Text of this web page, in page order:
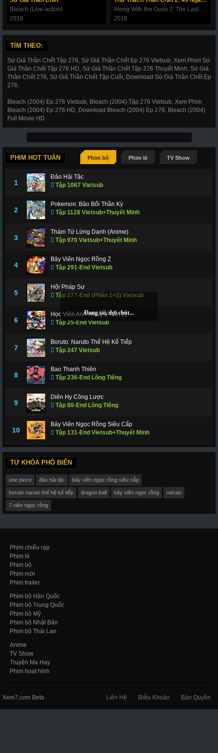
187 188 191 192 193
201
210 211 212 214 215 216 217
218 219 220 221 222 223 224
269 270 271 272 273 274 275
276 277 278 279 280 281 282
283 284 285 286 287 288 289
290 291 292 293
297 298 299
311 312 317 318 319
322 323 324 325
329
336 337 338 339
344 345 346
351 352
358 359 360 361
Bleach (Live-action)
2018
Along With the Gods 2: The Last 49 Days
2018
TÌM THEO:
Sứ Giả Thần Chết Tập 276, Sứ Giả Thần Chết Ep 276 Vietsub, Xem Phim Sứ
Giả Thần Chết Tập 276 HD, Sứ Giả Thần Chết Tập 276 Thuyết Minh, Sứ Giả
Thần Chết 276, Sứ Giả Thần Chết Tập Cuối, Download Sứ Giả Thần Chết Ep
276.
Bleach (2004) Ep 276 Vietsub, Bleach (2004) Tập 276 Vietsub, Xem Phim
Bleach (2004) Ep 276 HD, Download Bleach (2004) Ep 276, Bleach (2004)
Full Movie HD.
PHIM HOT TUẦN Phim bộ Phim lẻ TV Show
1
Đảo Hải Tặc
Tập 1067 Vietsub
2
Pokemon: Bảo Bối Thần Kỳ
Tập 1128 Vietsub+Thuyết Minh
3
Thám Tử Lừng Danh (Anime)
Tập 970 Vietsub+Thuyết Minh
4
Bảy Viên Ngọc Rồng Z
Tập 291-End Vietsub
5
Hội Pháp Sư
Tập 277-End (Phần 1+2) Vietsub
6
Học Viện Anh Hùng (Phần 2)
Tập 25-End Vietsub
7
Boruto: Naruto Thế Hệ Kế Tiếp
Tập 247 Vietsub
8
Bao Thanh Thiên
Tập 236-End Lồng Tiếng
9
Diên Hy Công Lược
Tập 80-End Lồng Tiếng
10
Bảy Viên Ngọc Rồng Siêu Cấp
Tập 131-End Vietsub+Thuyết Minh
TỪ KHÓA PHỔ BIẾN
one piece đảo hải tặc bảy viên ngọc rồng siêu cấp
boruto naruto thế hệ kế tiếp dragon ball bảy viên ngọc rồng naruto
7 viên ngọc rồng
Phim chiếu rạp
Phim lẻ
Phim bộ
Phim mới
Phim trailer
Phim bộ Hàn Quốc
Phim bộ Trung Quốc
Phim bộ Mỹ
Phim bộ Nhật Bản
Phim bộ Thái Lan
Anime
TV Show
Truyện Ma Hay
Phim hoạt hình
Xem7.com Beta Liên Hệ Điều Khoản Bản Quyền